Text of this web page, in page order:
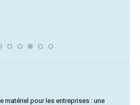
matériel pour les entreprises : une